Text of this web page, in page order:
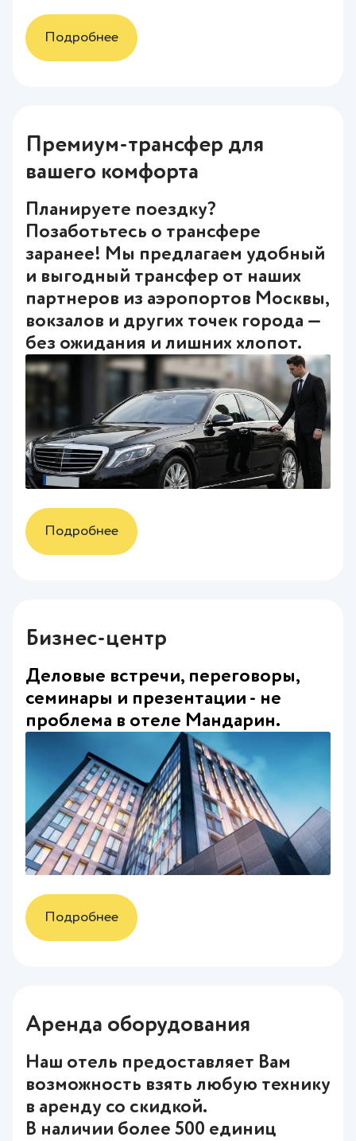
Подробнее
Премиум-трансфер для
вашего комфорта
Планируете поездку?
Позаботьтесь о трансфере
заранее! Мы предлагаем удобный
и выгодный трансфер от наших
партнеров из аэропортов Москвы,
вокзалов и других точек города —
без ожидания и лишних хлопот.
Подробнее
Бизнес-центр
Деловые встречи, переговоры,
семинары и презентации - не
проблема в отеле Мандарин.
Подробнее
Аренда оборудования
Наш отель предоставляет Вам
возможность взять любую технику
в аренду со скидкой.
В наличии более 500 единиц